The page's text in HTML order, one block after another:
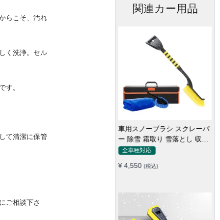
らこそ、汚れ
く洗浄。セル
す。
て清潔に保管
ご相談下さ
関連カー用品
車用スノーブラシ スクレーパ
ー 除雪 霜取り 雪落とし 収納
ボックス付き 2in1
全車種対応
¥ 4,550 (税込)